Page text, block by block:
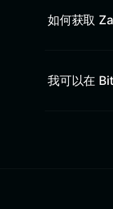
如何获取
我可以在